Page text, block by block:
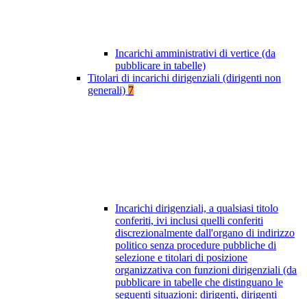
Incarichi amministrativi di vertice (da
pubblicare in tabelle)
Titolari di incarichi dirigenziali (dirigenti non
generali) 7
Incarichi dirigenziali, a qualsiasi titolo
conferiti, ivi inclusi quelli conferiti
discrezionalmente dall'organo di indirizzo
politico senza procedure pubbliche di
selezione e titolari di posizione
organizzativa con funzioni dirigenziali (da
pubblicare in tabelle che distinguano le
seguenti situazioni: dirigenti, dirigenti